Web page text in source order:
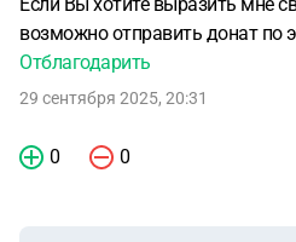
возможно отправить донат по
Отблагодарить
29 сентября 2025, 20:31
0 0